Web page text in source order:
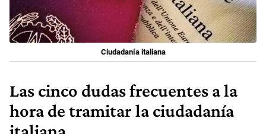
Ciudadanía italiana
Las cinco dudas frecuentes a la
hora de tramitar la ciudadanía